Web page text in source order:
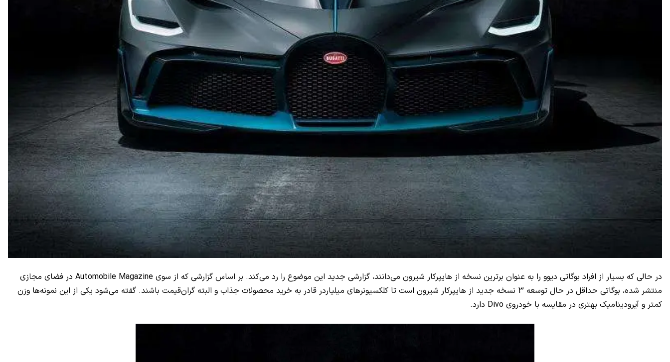
در حالی که بسیار از افراد بوگاتی دیوو را به عنوان برترین نسخه از هایپرکار شیرون می‌دانند، گزارشی جدید این موضوع را رد می‌کند. بر اساس گزارشی که از سوی Automobile Magazine در فضای مجازی
منتشر شده، بوگاتی حداقل در حال توسعه 3 نسخه جدید از هایپرکار شیرون است تا کلکسیونرهای میلیاردر قادر به خرید محصولات جذاب و البته گران‌قیمت باشند. گفته می‌شود یکی از این نمونه‌ها وزن
کمتر و آیرودینامیک بهتری در مقایسه با خودروی Divo دارد.